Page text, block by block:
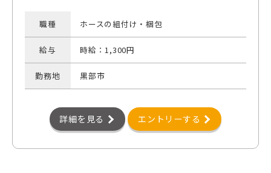
職種 ホースの組付け・梱包
給与 時給：1,300円
勤務地 黒部市
詳細を見る エントリーする